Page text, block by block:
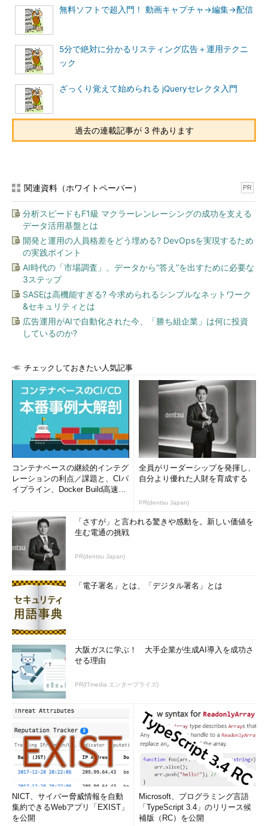
無料ソフトで超入門！ 動画キャプチャ→編集→配信
5分で絶対に分かるリスティング広告＋運用テクニ
ック
ざっくり覚えて始められる jQueryセレクタ入門
過去の連載記事が 3 件あります
関連資料（ホワイトペーパー） PR
分析スピードもF1級 マクラーレンレーシングの成功を支える
データ活用基盤とは
開発と運用の人員格差をどう埋める? DevOpsを実現するため
の実践ポイント
AI時代の「市場調査」、データから“答え”を出すために必要な
3ステップ
SASEは高機能すぎる? 今求められるシンプルなネットワーク
&セキュリティとは
広告運用がAIで自動化された今、「勝ち組企業」は何に投資
しているのか?
チェックしておきたい人気記事
コンテナベースの継続的インテグ
レーションの利点／課題と、CIパ
イプライン、Docker Build高速化
全員がリーダーシップを発揮し、
自分より優れた人財を育成する
PR(dentsu Japan)
「さすが」と言われる驚きや感動を。新しい価値を
生む電通の挑戦
PR(dentsu Japan)
「電子署名」とは、「デジタル署名」とは
大阪ガスに学ぶ！ 大手企業が生成AI導入を成功さ
せる理由
PR(ITmedia エンタープライズ)
NICT、サイバー脅威情報を自動
集約できるWebアプリ「EXIST」
を公開
Microsoft、プログラミング言語
「TypeScript 3.4」のリリース候
補版（RC）を公開